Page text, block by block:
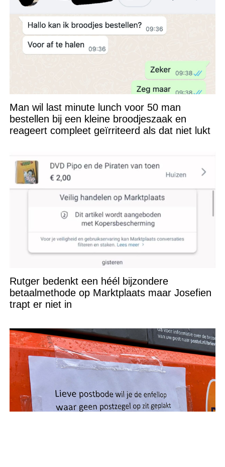
Man wil last minute lunch voor 50 man
bestellen bij een kleine broodjeszaak en
reageert compleet geïrriteerd als dat niet lukt
Rutger bedenkt een héél bijzondere
betaalmethode op Marktplaats maar Josefien
trapt er niet in